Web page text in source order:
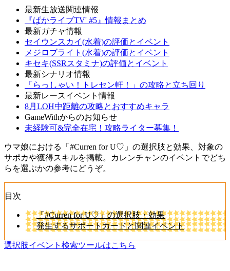
最新生放送関連情報
『ぱかライブTV' #5』情報まとめ
最新ガチャ情報
セイウンスカイ(水着)の評価とイベント
メジロブライト(水着)の評価とイベント
キセキ(SSRスタミナ)の評価とイベント
最新シナリオ情報
「らっしゃい！トレセン軒！」の攻略と立ち回り
最新レースイベント情報
8月LOH中距離の攻略とおすすめキャラ
GameWithからのお知らせ
未経験可&完全在宅！攻略ライター募集！
ウマ娘における「#Curren for U♡」の選択肢と効果、対象の
サポカや獲得スキルを掲載。カレンチャンのイベントでどち
らを選ぶかの参考にどうぞ。
目次
「#Curren for U♡」の選択肢・効果
発生するサポートカードと関連イベント
選択肢イベント検索ツールはこちら